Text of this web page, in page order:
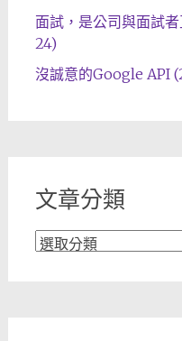
面試，是公司與面試
24)
沒誠意的Google API
文章分類
文